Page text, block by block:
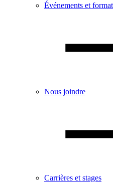
Événements et
Nous joindre
Carrières et stages